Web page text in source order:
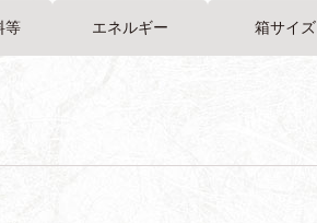
等 エネルギー 箱サイズ